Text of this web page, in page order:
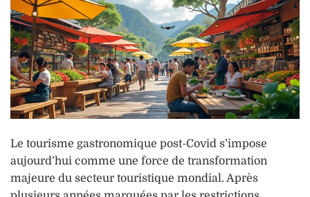
Le tourisme gastronomique post-Covid s’impose
aujourd’hui comme une force de transformation
majeure du secteur touristique mondial. Après